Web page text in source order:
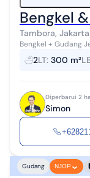
Bengkel
Tambora,
Bengkel + Gudang Jembatan Lima Jakarta Barat Lt 292 ( Fisik 350 )
Jalan Lebar 2 Arah
2LT: 300 m²
Diperbarui 2
Simon
Gudang NJOP